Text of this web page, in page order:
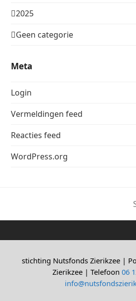
2025
Geen categorie
Meta
Login
Vermeldingen feed
Reacties feed
WordPress.org
stichting Nutsfonds Zierikzee |
Zierikzee | Telefoon 06